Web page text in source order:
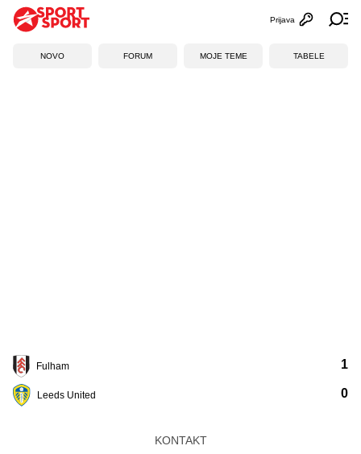
Otvori
Prijava
NOVO FORUM MOJE TEME TABELE
Fulham
Leeds United
1
0
KONTAKT